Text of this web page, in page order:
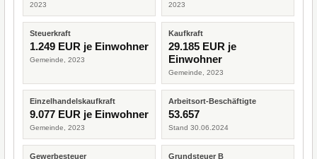
2023 2023
Steuerkraft
1.249 EUR je Einwohner
Gemeinde, 2023
Kaufkraft
29.185 EUR je
Einwohner
Gemeinde, 2023
Einzelhandelskaufkraft
9.077 EUR je Einwohner
Gemeinde, 2023
Arbeitsort-Beschäftigte
53.657
Stand 30.06.2024
Gewerbesteuer Grundsteuer B